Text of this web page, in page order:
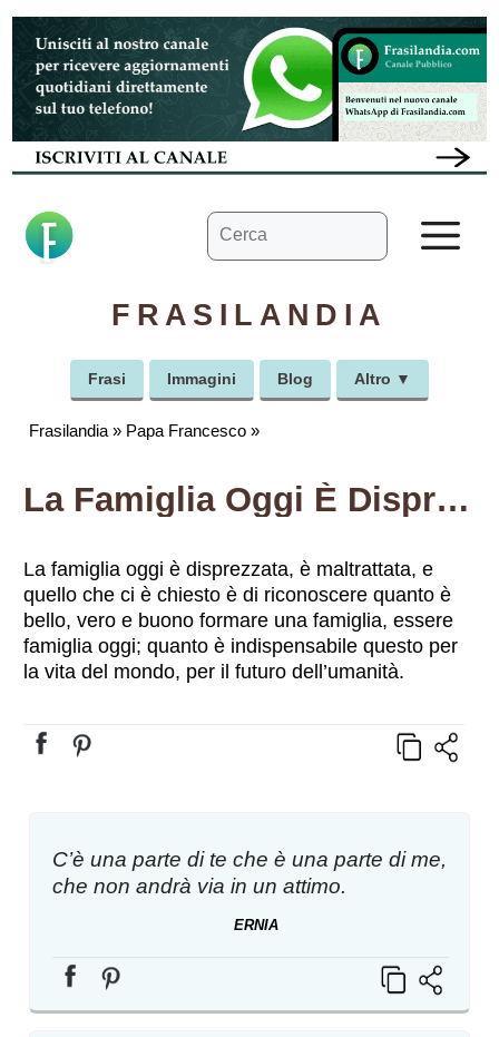
Vai
contenuto
Ricerca
per:
FRASILANDIA
Frasi Immagini Blog Altro ▼
Frasilandia » Papa Francesco »
La Famiglia Oggi È Disprezzata, È Maltrattata, E Quello Che Ci È Chiesto È Di Riconoscere Quanto È Bello, Vero E Buono Formare Una Famiglia, Essere Famiglia Oggi; Quanto È Indispensabile Questo Per La Vita Del Mondo, Per Il Futuro Dell’umanità.
La famiglia oggi è disprezzata, è maltrattata, e
quello che ci è chiesto è di riconoscere quanto è
bello, vero e buono formare una famiglia, essere
famiglia oggi; quanto è indispensabile questo per
la vita del mondo, per il futuro dell’umanità.
C’è una parte di te che è una parte di me,
che non andrà via in un attimo.
ERNIA